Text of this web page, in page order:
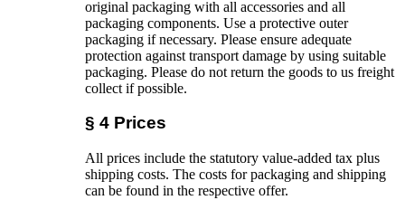
original packaging with all accessories and all
packaging components. Use a protective outer
packaging if necessary. Please ensure adequate
protection against transport damage by using suitable
packaging. Please do not return the goods to us freight
collect if possible.
§ 4 Prices
All prices include the statutory value-added tax plus
shipping costs. The costs for packaging and shipping
can be found in the respective offer.